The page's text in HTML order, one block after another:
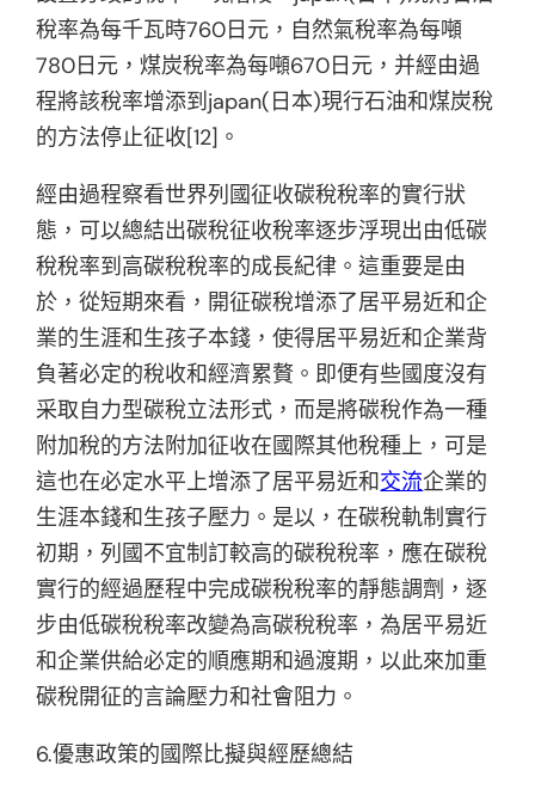
稅率為每千瓦時760日元，自然氣稅率為每噸
780日元，煤炭稅率為每噸670日元，并經由過
程將該稅率增添到japan(日本)現行石油和煤炭稅
的方法停止征收[12]。
經由過程察看世界列國征收碳稅稅率的實行狀
態，可以總結出碳稅征收稅率逐步浮現出由低碳
稅稅率到高碳稅稅率的成長紀律。這重要是由
於，從短期來看，開征碳稅增添了居平易近和企
業的生涯和生孩子本錢，使得居平易近和企業背
負著必定的稅收和經濟累贅。即便有些國度沒有
采取自力型碳稅立法形式，而是將碳稅作為一種
附加稅的方法附加征收在國際其他稅種上，可是
這也在必定水平上增添了居平易近和交流企業的
生涯本錢和生孩子壓力。是以，在碳稅軌制實行
初期，列國不宜制訂較高的碳稅稅率，應在碳稅
實行的經過歷程中完成碳稅稅率的靜態調劑，逐
步由低碳稅稅率改變為高碳稅稅率，為居平易近
和企業供給必定的順應期和過渡期，以此來加重
碳稅開征的言論壓力和社會阻力。
6.優惠政策的國際比擬與經歷總結